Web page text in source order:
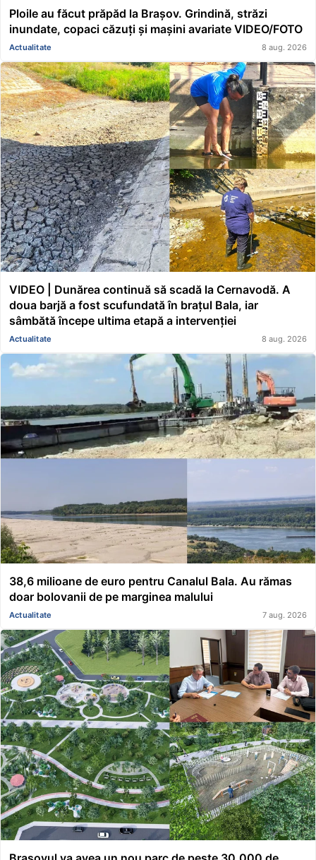
Ploile au făcut prăpăd la Brașov. Grindină, străzi
inundate, copaci căzuți și mașini avariate VIDEO/FOTO
Actualitate 8 aug. 2026
VIDEO | Dunărea continuă să scadă la Cernavodă. A
doua barjă a fost scufundată în brațul Bala, iar
sâmbătă începe ultima etapă a intervenției
Actualitate 8 aug. 2026
38,6 milioane de euro pentru Canalul Bala. Au rămas
doar bolovanii de pe marginea malului
Actualitate 7 aug. 2026